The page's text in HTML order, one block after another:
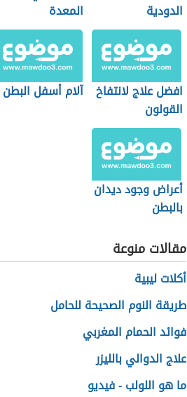
الدودية
المعدة
افضل علاج لانتفاخ
القولون
آلام أسفل البطن
أعراض وجود ديدان
بالبطن
مقالات منوعة
أكلات ليبية
طريقة النوم الصحيحة للحامل
فوائد الحمام المغربي
علاج الدوالي بالليزر
ما هو اللولب - فيديو